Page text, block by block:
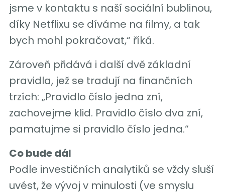
jsme v kontaktu s naší sociální bublinou,
díky Netflixu se díváme na filmy, a tak
bych mohl pokračovat,“ říká.
Zároveň přidává i další dvě základní
pravidla, jež se tradují na finančních
trzích: „Pravidlo číslo jedna zní,
zachovejme klid. Pravidlo číslo dva zní,
pamatujme si pravidlo číslo jedna.“
Co bude dál
Podle investičních analytiků se vždy sluší
uvést, že vývoj v minulosti (ve smyslu